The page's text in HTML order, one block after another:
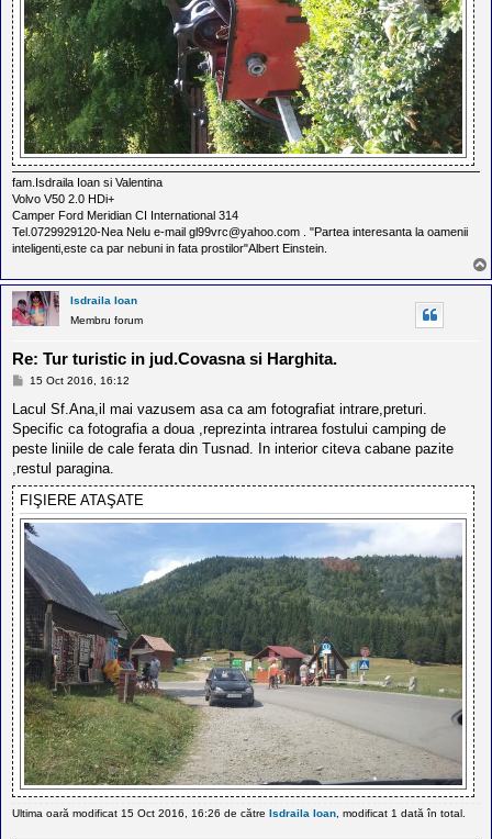
fam.Isdraila Ioan si Valentina
Volvo V50 2.0 HDi+
Camper Ford Meridian CI International 314
Tel.0729929120-Nea Nelu e-mail gl99vrc@yahoo.com . "Partea interesanta la oamenii
inteligenti,este ca par nebuni in fata prostilor"Albert Einstein.
Isdraila Ioan
Membru forum
Re: Tur turistic in jud.Covasna si Harghita.
M
s
j
15 Oct 2016, 16:12
Lacul Sf.Ana,il mai vazusem asa ca am fotografiat intrare,preturi.
Specific ca fotografia a doua ,reprezinta intrarea fostului camping de
peste liniile de cale ferata din Tusnad. In interior citeva cabane pazite
,restul paragina.
FIŞIERE ATAŞATE
Ultima oară modificat 15 Oct 2016, 16:26 de către Isdraila Ioan, modificat 1 dată în total.